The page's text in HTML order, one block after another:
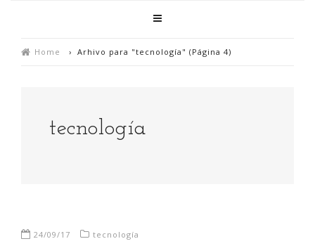
Home › Arhivo para "tecnología" (Página 4)
tecnología
24/09/17
tecnología